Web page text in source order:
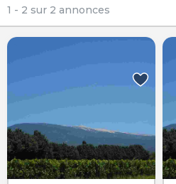
1 - 2 sur 2 annonces